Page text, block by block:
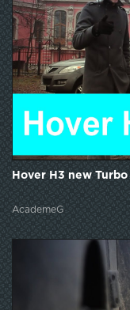
Hover H3 new Turbo
AcademeG